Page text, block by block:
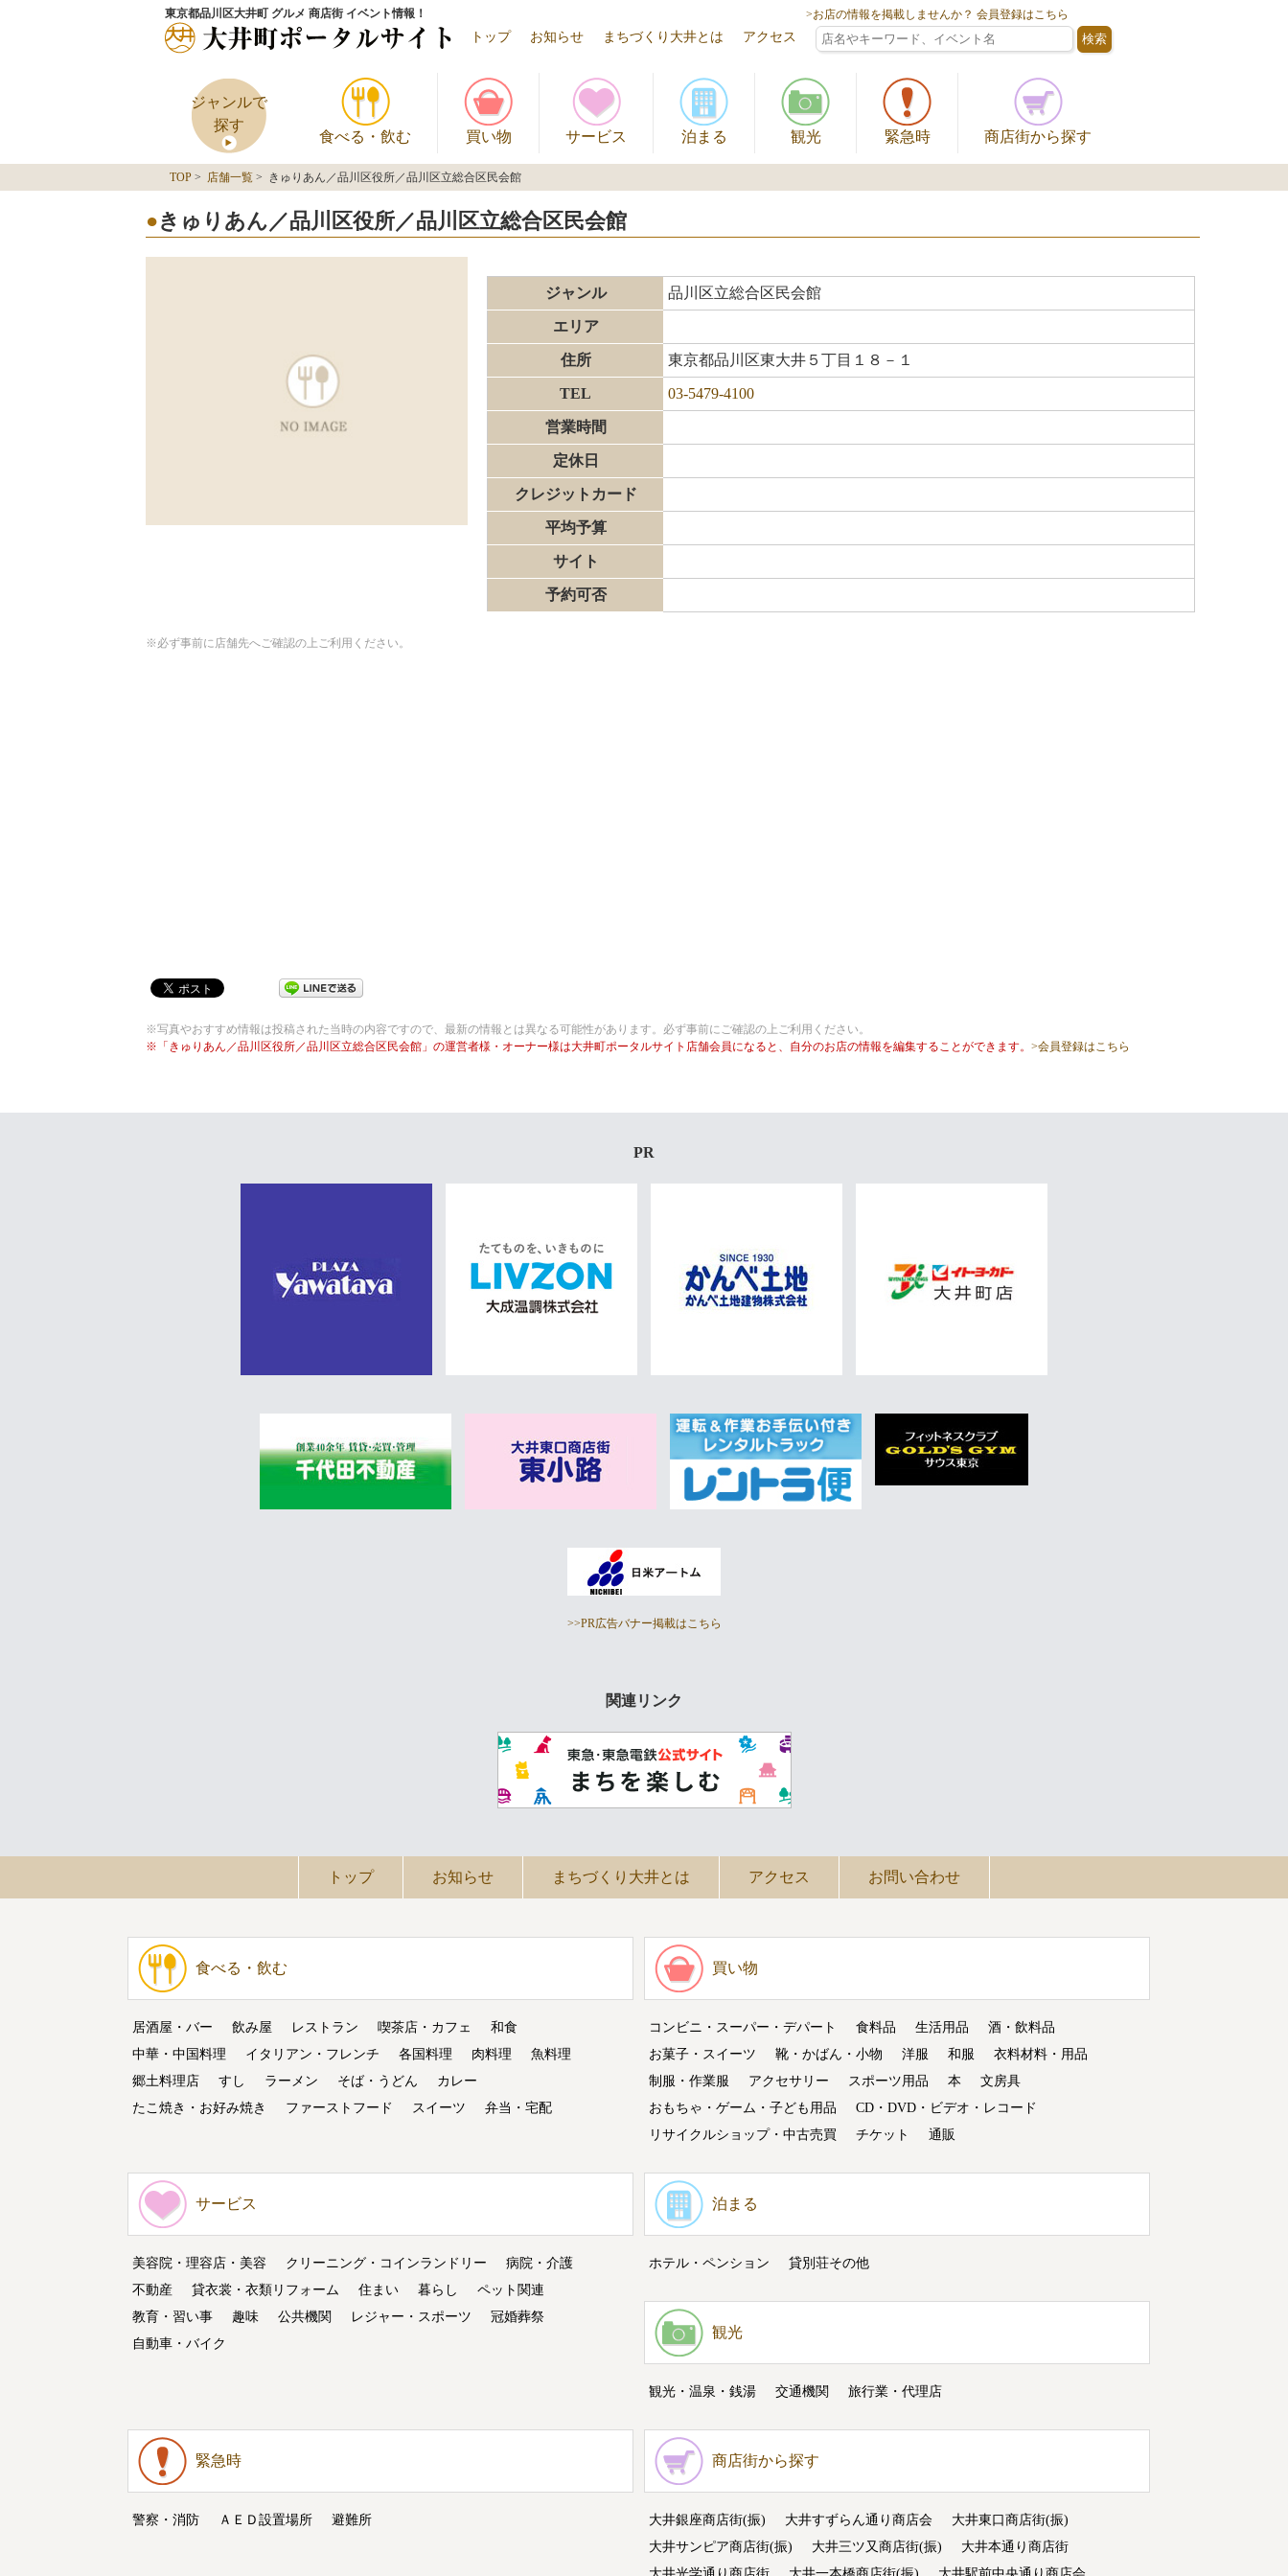
東京都品川区大井町 グルメ 商店街 イベント情報！ >お店の情報を掲載しませんか？ 会員登録はこちら
トップ お知らせ まちづくり大井とは アクセス
ジャンルで
探す
食べる・飲む 買い物 サービス 泊まる 観光 緊急時 商店街から探す
TOP > 店舗一覧 > きゅりあん／品川区役所／品川区立総合区民会館
きゅりあん／品川区役所／品川区立総合区民会館
ジャンル 品川区立総合区民会館
エリア
住所 東京都品川区東大井５丁目１８－１
TEL 03-5479-4100
営業時間
定休日
クレジットカード
平均予算
サイト
予約可否
※必ず事前に店舗先へご確認の上ご利用ください。
※写真やおすすめ情報は投稿された当時の内容ですので、最新の情報とは異なる可能性があります。必ず事前にご確認の上ご利用ください。
※「きゅりあん／品川区役所／品川区立総合区民会館」の運営者様・オーナー様は大井町ポータルサイト店舗会員になると、自分のお店の情報を編集することができます。 >会員登録はこちら
PR
>>PR広告バナー掲載はこちら
関連リンク
トップ お知らせ まちづくり大井とは アクセス お問い合わせ
食べる・飲む
居酒屋・バー 飲み屋 レストラン 喫茶店・カフェ
和食
中華・中国料理
イタリアン・フレンチ 各国料理 肉料理
魚料理
郷土料理店
すし ラーメン そば・うどん
カレー
たこ焼き・お好み焼き
ファーストフード スイーツ 弁当・宅配
買い物
コンビニ・スーパー・デパート 食料品 生活用品
酒・飲料品
お菓子・スイーツ
靴・かばん・小物 洋服 和服
衣料材料・用品
制服・作業服
アクセサリー スポーツ用品 本
文房具
おもちゃ・ゲーム・子ども用品
CD・DVD・ビデオ・レコード
リサイクルショップ・中古売買
チケット 通販
サービス
美容院・理容店・美容 クリーニング・コインランドリー
病院・介護
不動産
貸衣裳・衣類リフォーム 住まい 暮らし
ペット関連
教育・習い事
趣味 公共機関 レジャー・スポーツ
冠婚葬祭
自動車・バイク
泊まる
ホテル・ペンション 貸別荘その他
観光
観光・温泉・銭湯 交通機関 旅行業・代理店
緊急時
警察・消防 ＡＥＤ設置場所 避難所
商店街から探す
大井銀座商店街(振) 大井すずらん通り商店会
大井東口商店街(振)
大井サンピア商店街(振)
大井三ツ又商店街(振)
大井本通り商店街